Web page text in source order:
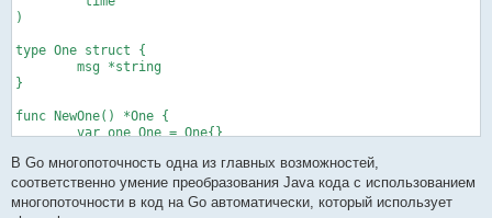
    System.out.println("run:after sleep:" + one.msg);
  }
)
type One struct {
}
func NewOne() *One {
}
func main() {
	var args []string = os.Args
	var o_dummy *One = NewOne()
В Go многопоточность одна из главных возможностей,
соответcтвенно умение преобразования Java кода с использованием
многопоточности в код на Go автоматически, который использует